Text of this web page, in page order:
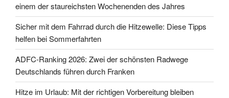
einem der staureichsten Wochenenden des Jahres
Sicher mit dem Fahrrad durch die Hitzewelle: Diese Tipps
helfen bei Sommerfahrten
ADFC-Ranking 2026: Zwei der schönsten Radwege
Deutschlands führen durch Franken
Hitze im Urlaub: Mit der richtigen Vorbereitung bleiben